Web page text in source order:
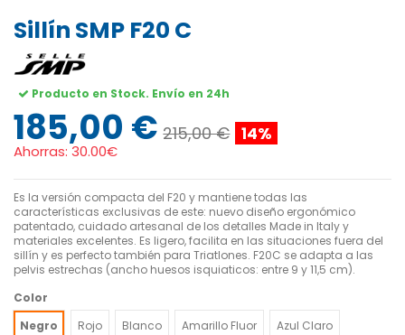
Sillín SMP F20 C
Producto en Stock. Envío en 24h
185,00 € 215,00 € 14%
Ahorras: 30.00€
Es la versión compacta del F20 y mantiene todas las
características exclusivas de este: nuevo diseño ergonómico
patentado, cuidado artesanal de los detalles Made in Italy y
materiales excelentes. Es ligero, facilita en las situaciones fuera del
sillín y es perfecto también para Triatlones. F20C se adapta a las
pelvis estrechas (ancho huesos isquiaticos: entre 9 y 11,5 cm).
Color
Negro
Rojo Blanco Amarillo Fluor Azul Claro